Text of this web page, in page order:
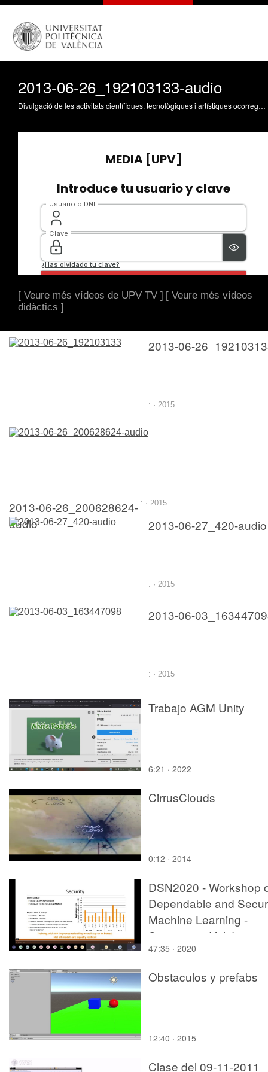
2013-06-26_192103133-audio
Divulgació de les activitats científiques, tecnològiques i artístiques ocorregudes en els tres campus de la UPV
[ Veure més vídeos de UPV TV ] [ Veure més vídeos
didàctics ]
2013-06-
: · 2015
2013-06-26_200628624-
audio
: · 2015
2013-06-27_420-audio
: · 2015
2013-06-
: · 2015
Trabajo AGM Unity
6:21 · 2022
CirrusClouds
0:12 · 2014
DSN2020 - Workshop
Dependable and
Machine Learning -
Session 3 - Validation,
Verification, and
47:35 · 2020
Obstaculos y prefabs
12:40 · 2015
Clase del 09-11-2011